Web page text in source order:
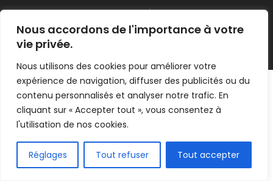
Nous accordons de l'importance à votre
vie privée.
Nous utilisons des cookies pour améliorer votre
expérience de navigation, diffuser des publicités ou du
contenu personnalisés et analyser notre trafic. En
cliquant sur « Accepter tout », vous consentez à
l'utilisation de nos cookies.
Réglages Tout refuser Tout accepter
Copyright © 2026 | bebefrip.fr